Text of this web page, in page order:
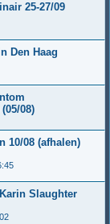
25-27/09
Den Haag
08)
10/08 (afhalen)
Slaughter